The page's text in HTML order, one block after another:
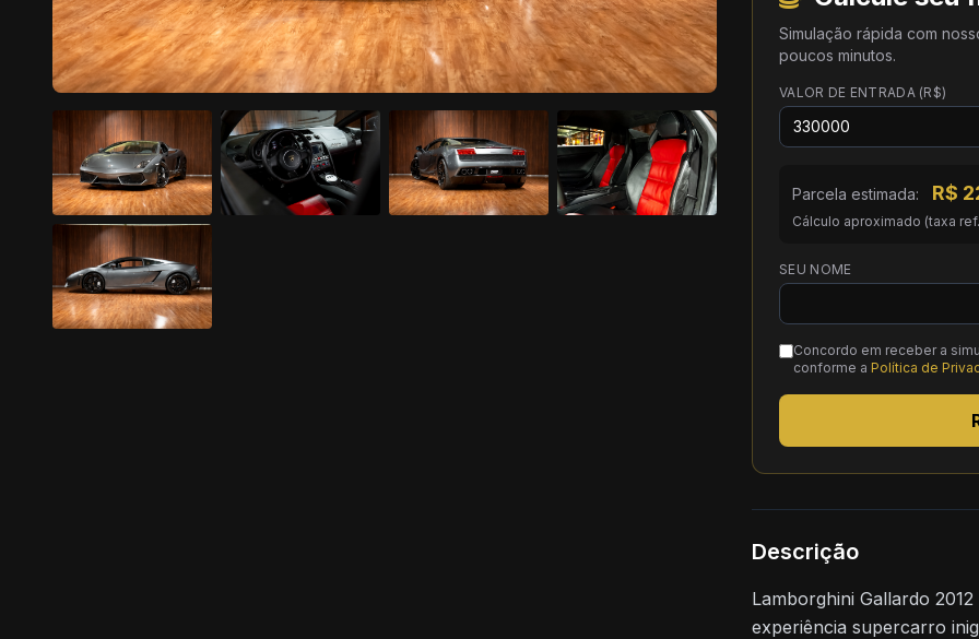
Simulação rápida com
poucos minutos.
VALOR DE ENTRADA (R$)
Parcela estimada: R$
Cálculo aproximado (taxa
SEU NOME
Concordo em receber a
conforme a Política de
Descrição
Lamborghini Gallardo
experiência supercarro